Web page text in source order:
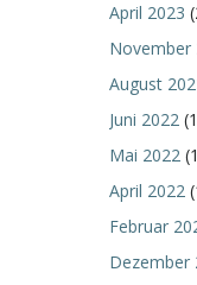
April 2023
November
August
Juni 2022
Mai 2022
April 2022
Februar
Dezember